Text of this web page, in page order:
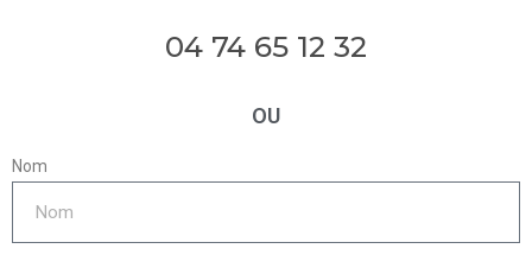
04 74 65 12 32
OU
Nom